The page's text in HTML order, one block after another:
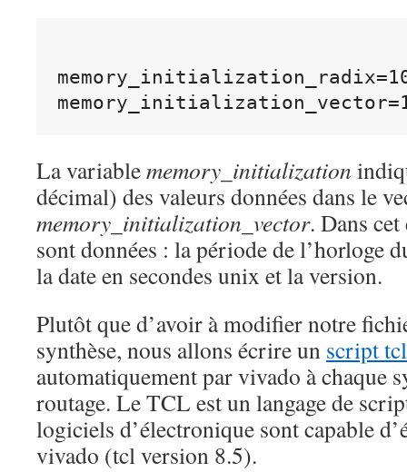
La variablememory_initialization
décimal) des valeurs données dans le
memory_initialization_vector. Dans
sont données : la période de l’horloge
la date en secondes unix et la version.
Plutôt que d’avoir à modifier notre
synthèse, nous allons écrire un script tcl
automatiquement par vivado à chaque
routage. Le TCL est un langage de
logiciels d’électronique sont capable
vivado (tcl version 8.5).